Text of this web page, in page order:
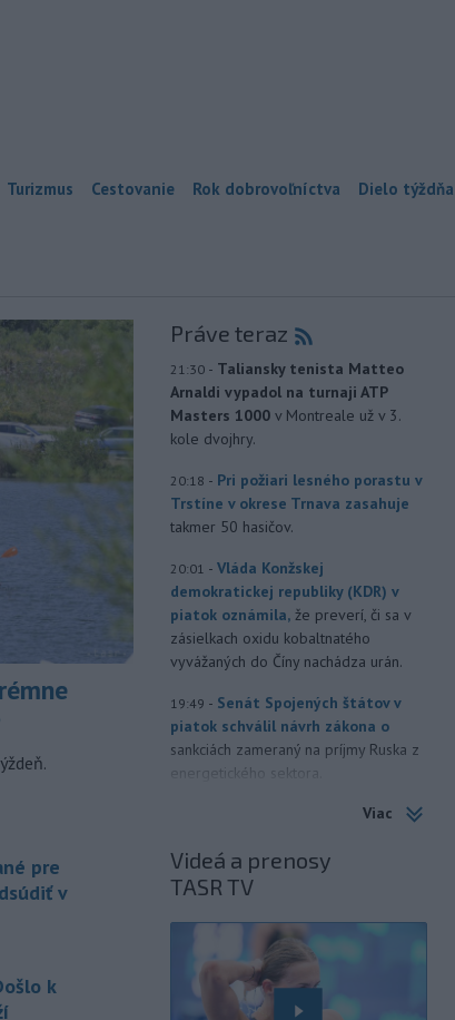
Turizmus Cestovanie Rok dobrovoľníctva Dielo týždňa
pre
v
k
Práve teraz
21:30 - Taliansky tenista Matteo
Arnaldi vypadol na turnaji ATP
Masters 1000 v Montreale už v 3.
kole dvojhry.
20:18 - Pri požiari lesného porastu v
Trstíne v okrese Trnava zasahuje
takmer 50 hasičov.
20:01 - Vláda Konžskej
demokratickej republiky (KDR) v
piatok oznámila, že preverí, či sa v
zásielkach oxidu kobaltnatého
vyvážaných do Číny nachádza urán.
19:49 - Senát Spojených štátov v
piatok schválil návrh zákona o
sankciách zameraný na príjmy Ruska z
energetického sektora.
Slovenská polícia prispela k
ktorý sa podarilo ukončiť
právoplatným odsúdením páchateľa v
Piatkový požiar v
bratislavskej rafinérii Slovnaft je
pod kontrolou.
Viac
Videá a prenosy
TASR TV